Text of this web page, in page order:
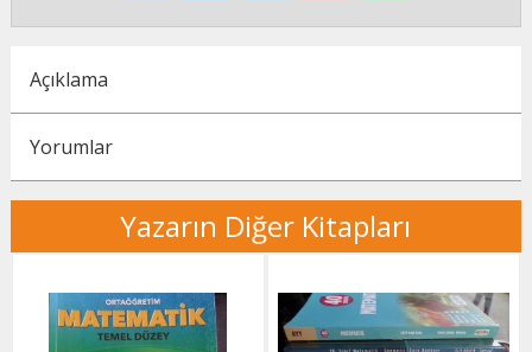
Açıklama
Yorumlar
Yazarın Diğer Kitapları